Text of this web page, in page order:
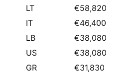
LT
€58,820
IT
€46,400
LB
€38,080
US
€38,080
GR
€31,830